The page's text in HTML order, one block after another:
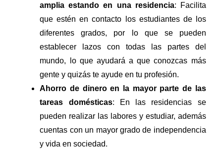
amplia estando en una residencia: Facilita
que estén en contacto los estudiantes de los
diferentes grados, por lo que se pueden
establecer lazos con todas las partes del
mundo, lo que ayudará a que conozcas más
gente y quizás te ayude en tu profesión.
Ahorro de dinero en la mayor parte de las
tareas domésticas: En las residencias se
pueden realizar las labores y estudiar, además
cuentas con un mayor grado de independencia
y vida en sociedad.